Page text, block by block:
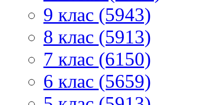
9 клас (5943)
8 клас (5913)
7 клас (6150)
6 клас (5659)